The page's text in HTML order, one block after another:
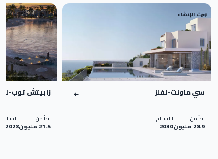
تحت الإنشاء
01
سي ماونت-لفلز
يبدأ من
28.9 مليون
الاستلام
2030
تحت الإنشاء
02
زا بيتش توب-
يبدأ من
21.5 مليون
الاستلام
2028